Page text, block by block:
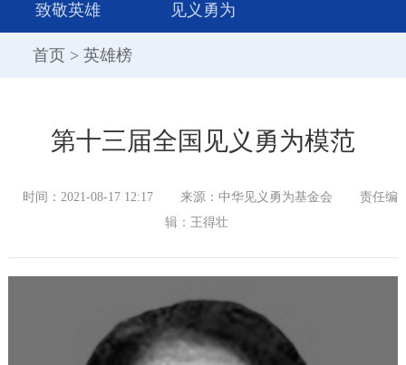
致敬英雄
见义勇为
首页 > 英雄榜
第十三届全国见义勇为模范
时间：2021-08-17 12:17 来源：中华见义勇为基金会
责任编
辑：王得壮